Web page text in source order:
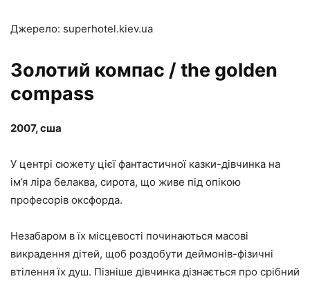
Джерело: superhotel.kiev.ua
Золотий компас / the golden
compass
2007, сша
У центрі сюжету цієї фантастичної казки-дівчинка на
ім’я ліра белаква, сирота, що живе під опікою
професорів оксфорда.
Незабаром в їх місцевості починаються масові
викрадення дітей, щоб роздобути деймонів-фізичні
втілення їх душ. Пізніше дівчинка дізнається про срібний